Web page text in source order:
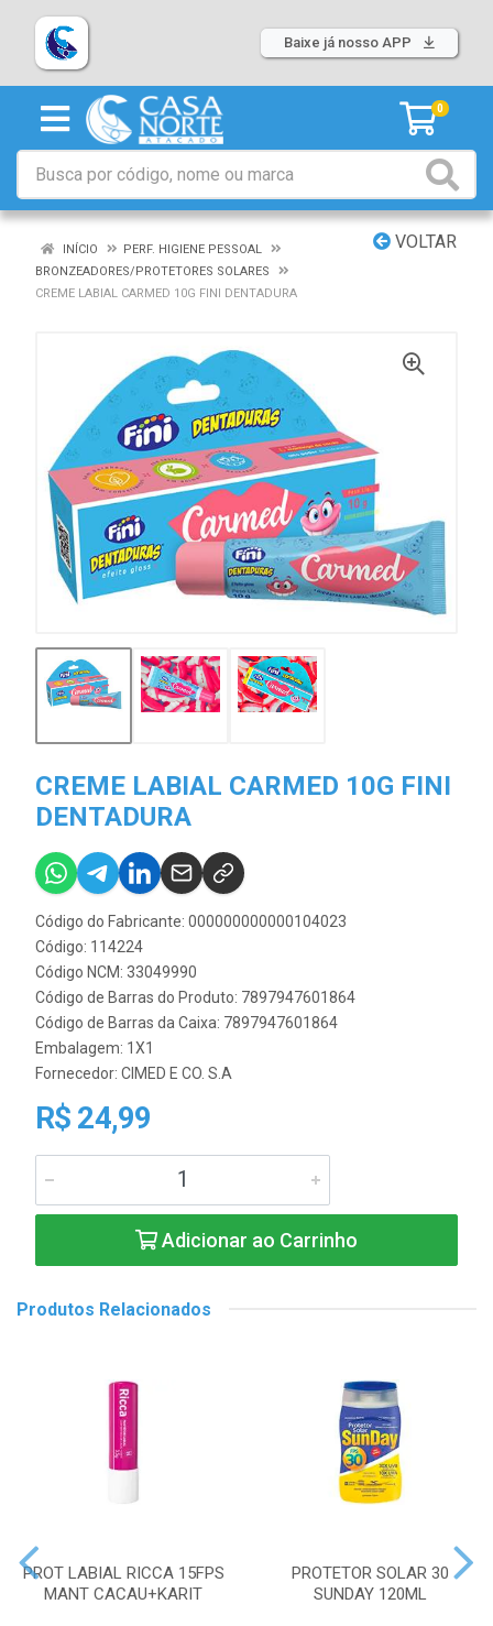
Baixe já nosso APP
0
VOLTAR
INÍCIO
PERF. HIGIENE PESSOAL
BRONZEADORES/PROTETORES SOLARES
CREME LABIAL CARMED 10G FINI DENTADURA
CREME LABIAL CARMED 10G FINI
DENTADURA
Código do Fabricante: 000000000000104023
Código: 114224
Código NCM: 33049990
Código de Barras do Produto: 7897947601864
Código de Barras da Caixa: 7897947601864
Embalagem: 1X1
Fornecedor: CIMED E CO. S.A
R$ 24,99
Adicionar ao Carrinho
Produtos Relacionados
PROT LABIAL RICCA 15FPS
MANT CACAU+KARIT
PROTETOR SOLAR 30
SUNDAY 120ML